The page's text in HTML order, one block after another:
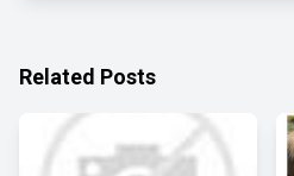
Related Posts